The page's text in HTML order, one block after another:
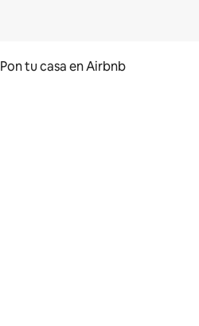
Pon tu casa en Airbnb